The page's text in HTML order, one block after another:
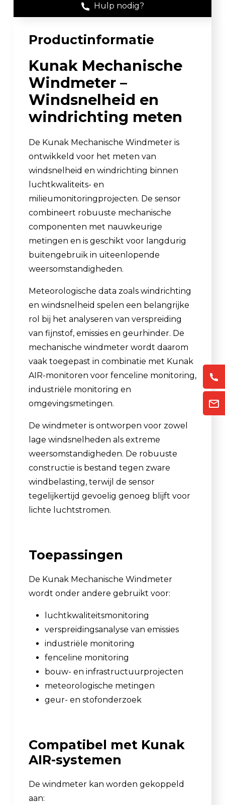
Hulp nodig?
Productinformatie
Kunak Mechanische
Windmeter –
Windsnelheid en
windrichting meten
De Kunak Mechanische Windmeter is
ontwikkeld voor het meten van
windsnelheid en windrichting binnen
luchtkwaliteits- en
milieumonitoringprojecten. De sensor
combineert robuuste mechanische
componenten met nauwkeurige
metingen en is geschikt voor langdurig
buitengebruik in uiteenlopende
weersomstandigheden.
Meteorologische data zoals windrichting
en windsnelheid spelen een belangrijke
rol bij het analyseren van verspreiding
van fijnstof, emissies en geurhinder. De
mechanische windmeter wordt daarom
vaak toegepast in combinatie met Kunak
AIR-monitoren voor fenceline monitoring,
industriële monitoring en
omgevingsmetingen.
De windmeter is ontworpen voor zowel
lage windsnelheden als extreme
weersomstandigheden. De robuuste
constructie is bestand tegen zware
windbelasting, terwijl de sensor
tegelijkertijd gevoelig genoeg blijft voor
lichte luchtstromen.
Toepassingen
De Kunak Mechanische Windmeter
wordt onder andere gebruikt voor:
luchtkwaliteitsmonitoring
verspreidingsanalyse van emissies
industriële monitoring
fenceline monitoring
bouw- en infrastructuurprojecten
meteorologische metingen
geur- en stofonderzoek
Compatibel met Kunak
AIR-systemen
De windmeter kan worden gekoppeld
aan: